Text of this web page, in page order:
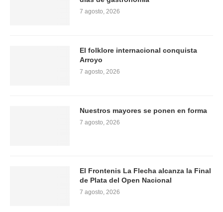
7 agosto, 2026
El folklore internacional conquista
Arroyo
7 agosto, 2026
Nuestros mayores se ponen en forma
7 agosto, 2026
El Frontenis La Flecha alcanza la Final
de Plata del Open Nacional
7 agosto, 2026